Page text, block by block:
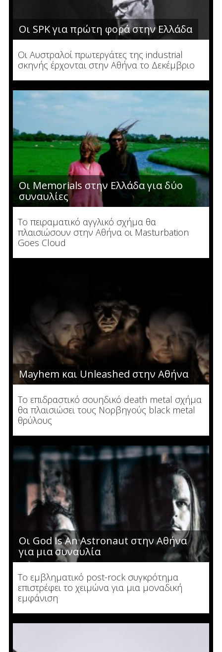
Οι SPK για πρώτη φορά στην Ελλάδα
Οι Αυστραλοί πρωτεργάτες της industrial
σκηνής έρχονται στην Αθήνα το Δεκέμβριο
Οι Memorials στην Ελλάδα για δύο
συναυλίες
Το πειραματικό αγγλικό σχήμα θα
πλαισιώσουν στην Αθήνα οι Masturbation
Goes Cloud
Mayhem και Unleashed στην Αθήνα
Το επιδραστικό σουηδικό death metal σχήμα
θα πλαισιώσει τους Νορβηγούς black metal
θρύλους
Οι God Is An Astronaut στην Αθήνα
για μια συναυλία
Το εμβληματικό post-rock συγκρότημα
επιστρέφει το χειμώνα για μια μοναδική
εμφάνιση